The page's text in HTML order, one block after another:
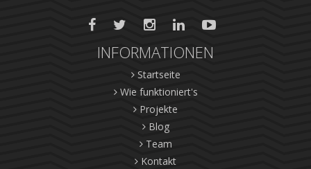
INFORMATIONEN
Startseite
Wie funktioniert's
Projekte
Blog
Team
Kontakt